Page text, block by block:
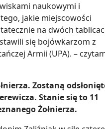
naukowymi i
jakie miejscowości
na dwóch
się bojówkarzom z
Armii (UPA). –
Zostaną
Stanie się to 11
Żołnierza.